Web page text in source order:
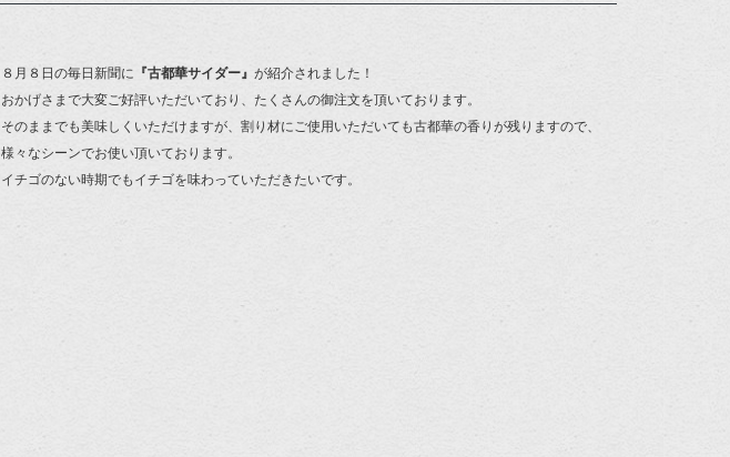
８月８日の毎日新聞に 『古都華サイダー』 が紹介されました！
おかげさまで大変ご好評いただいており、たくさんの御注文を頂いております。
そのままでも美味しくいただけますが、割り材にご使用いただいても古都華の香りが残りますので、
様々なシーンでお使い頂いております。
イチゴのない時期でもイチゴを味わっていただきたいです。